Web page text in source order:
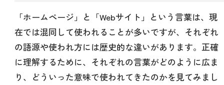
「ホームページ」と「Webサイト」という言葉は、現
在では混同して使われることが多いですが、それぞれ
の語源や使われ方には歴史的な違いがあります。正確
に理解するために、それぞれの言葉がどのように広ま
り、どういった意味で使われてきたのかを見てみまし